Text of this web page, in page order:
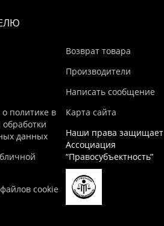
политике в
данных
cookie
Возврат товара
Производители
Написать сообщение
Карта сайта
Наши права защищает
Ассоциация
“Правосубъектность”